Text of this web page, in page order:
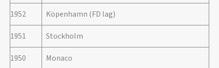
1952 Köpenhamn (FD lag)
1951 Stockholm
1950 Monaco